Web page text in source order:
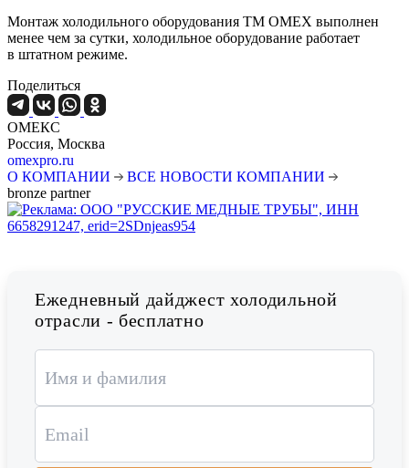
Монтаж холодильного оборудования ТМ OMEX выполнен
менее чем за сутки, холодильное оборудование работает
в штатном режиме.
Поделиться
ОМЕКС
Россия, Москва
omexpro.ru
О КОМПАНИИ
ВСЕ НОВОСТИ КОМПАНИИ
bronze partner
Ежедневный дайджест холодильной
отрасли - бесплатно